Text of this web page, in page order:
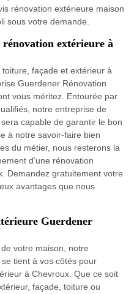
rénovation extérieure maison
sous votre demande.
rénovation extérieure à
façade et extérieur à
Guerdener Rénovation
vous méritez. Entourée par
notre entreprise de
capable de garantir le bon
à notre savoir-faire bien
du métier, nous resterons la
d’une rénovation
Demandez gratuitement votre
avantages que nous
Guerdener
votre maison, notre
tient à vos côtés pour
à Chevroux. Que ce soit
façade, toiture ou